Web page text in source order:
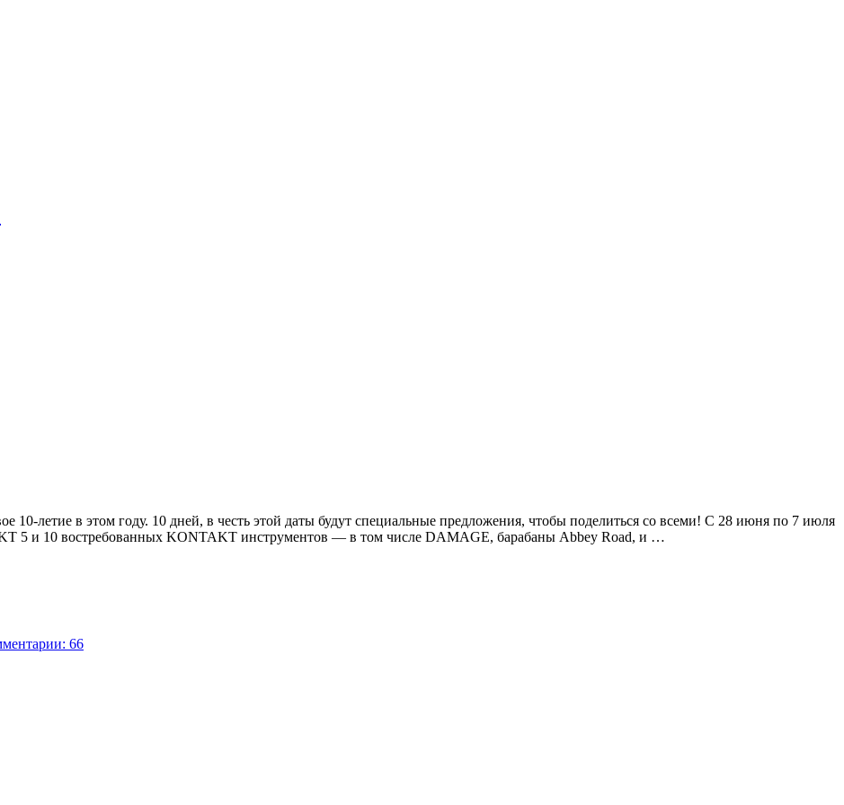
летие в этом году. 10 дней, в честь этой даты будут специальные предложения, чтобы поделиться со всеми! С 28 июня по 7 июля
5 и 10 востребованных KONTAKT инструментов — в том числе DAMAGE, барабаны Abbey Road, и …
66